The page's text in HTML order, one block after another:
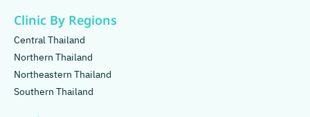
Clinic By Regions
Central Thailand
Northern Thailand
Northeastern Thailand
Southern Thailand